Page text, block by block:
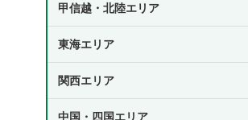
甲信越・北陸エリア
東海エリア
関西エリア
中国・四国エリア